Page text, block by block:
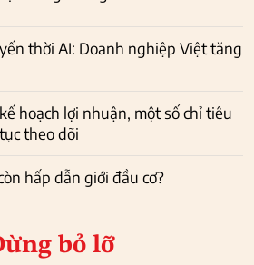
thời AI: Doanh nghiệp Việt tăng
hoạch lợi nhuận, một số chỉ tiêu
theo dõi
hấp dẫn giới đầu cơ?
bỏ lỡ